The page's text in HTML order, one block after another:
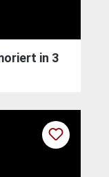
in 3